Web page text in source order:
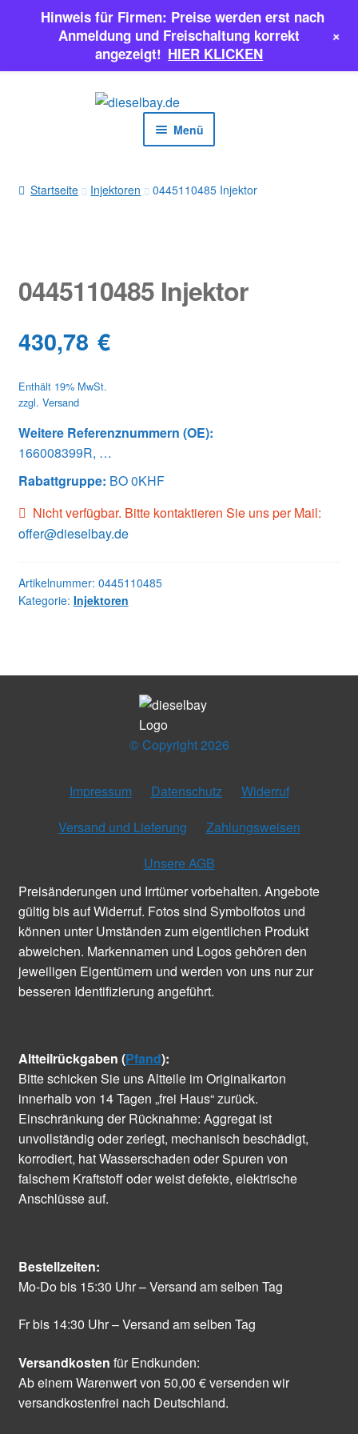
Menü
SALE
Classic Parts
Startseite Injektoren 0445110485 Injektor
0445110485 Injektor
430,78 €
Enthält 19% MwSt.
zzgl. Versand
Weitere Referenznummern (OE):
166008399R, …
Rabattgruppe: BO 0KHF
Nicht verfügbar. Bitte kontaktieren Sie uns per Mail:
offer@dieselbay.de
Artikelnummer: 0445110485
Kategorie: Injektoren
© Copyright 2026
Impressum Datenschutz
Widerruf
Versand und Lieferung
Zahlungsweisen
Unsere AGB
Preisänderungen und Irrtümer vorbehalten. Angebote
gültig bis auf Widerruf. Fotos sind Symbolfotos und
können unter Umständen zum eigentlichen Produkt
abweichen. Markennamen und Logos gehören den
jeweiligen Eigentümern und werden von uns nur zur
besseren Identifizierung angeführt.
Altteilrückgaben (Pfand):
Bitte schicken Sie uns Altteile im Originalkarton
innerhalb von 14 Tagen „frei Haus“ zurück.
Einschränkung der Rücknahme: Aggregat ist
unvollständig oder zerlegt, mechanisch beschädigt,
korrodiert, hat Wasserschaden oder Spuren von
falschem Kraftstoff oder weist defekte, elektrische
Anschlüsse auf.
Bestellzeiten:
Mo-Do bis 15:30 Uhr – Versand am selben Tag
Fr bis 14:30 Uhr – Versand am selben Tag
Versandkosten für Endkunden:
Ab einem Warenwert von 50,00 € versenden wir
versandkostenfrei nach Deutschland.
Hinweis für Firmen: Preise werden erst nach
Anmeldung und Freischaltung korrekt
angezeigt! HIER KLICKEN
+